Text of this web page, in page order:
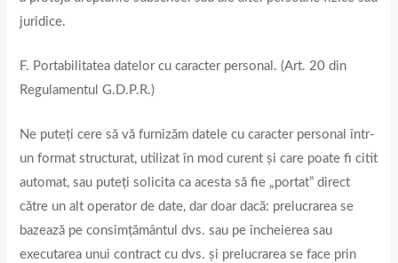
juridice.
F. Portabilitatea datelor cu caracter personal. (Art. 20 din
Regulamentul G.D.P.R.)
Ne puteți cere să vă furnizăm datele cu caracter personal într-
un format structurat, utilizat în mod curent și care poate fi citit
automat, sau puteți solicita ca acesta să fie „portat” direct
către un alt operator de date, dar doar dacă: prelucrarea se
bazează pe consimțământul dvs. sau pe încheierea sau
executarea unui contract cu dvs. și prelucrarea se face prin